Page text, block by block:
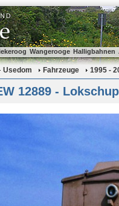
Wangerooge Halligbahnen
Usedom Fahrzeuge 1995 -
12889 -